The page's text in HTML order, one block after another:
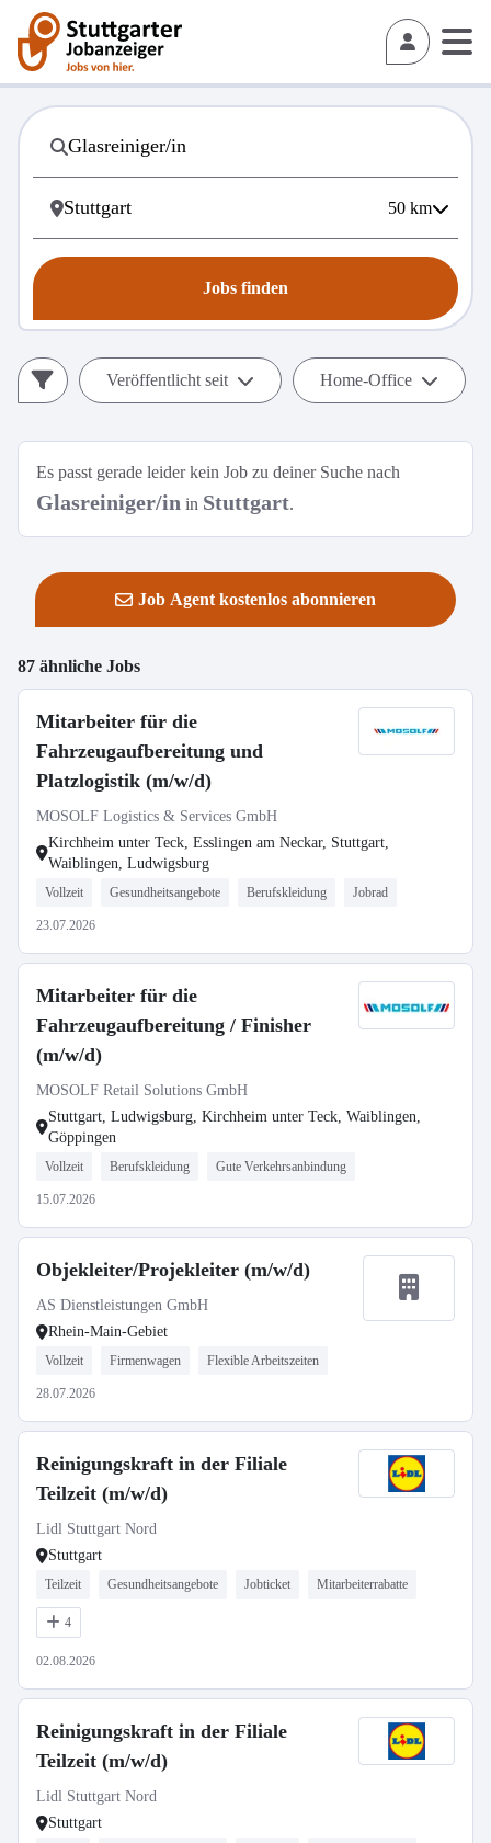
50 km
Jobs finden
Veröffentlicht seit Home-Office
Es passt gerade leider kein Job zu deiner Suche nach
Glasreiniger/in in Stuttgart.
Job Agent kostenlos abonnieren
87 ähnliche Jobs
Mitarbeiter für die
Fahrzeugaufbereitung und
Platzlogistik (m/w/d)
MOSOLF Logistics & Services GmbH
Kirchheim unter Teck, Esslingen am Neckar, Stuttgart,
Waiblingen, Ludwigsburg
Vollzeit Gesundheitsangebote Berufskleidung Jobrad
23.07.2026
Mitarbeiter für die
Fahrzeugaufbereitung / Finisher
(m/w/d)
MOSOLF Retail Solutions GmbH
Stuttgart, Ludwigsburg, Kirchheim unter Teck, Waiblingen,
Göppingen
Vollzeit Berufskleidung Gute Verkehrsanbindung
15.07.2026
Objekleiter/Projekleiter (m/w/d)
AS Dienstleistungen GmbH
Rhein-Main-Gebiet
Vollzeit Firmenwagen Flexible Arbeitszeiten
28.07.2026
Reinigungskraft in der Filiale
Teilzeit (m/w/d)
Lidl Stuttgart Nord
Stuttgart
Teilzeit Gesundheitsangebote Jobticket Mitarbeiterrabatte
4
02.08.2026
Reinigungskraft in der Filiale
Teilzeit (m/w/d)
Lidl Stuttgart Nord
Stuttgart